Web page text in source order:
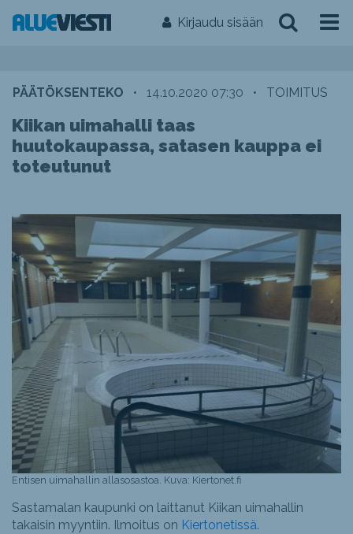
Kirjaudu sisään
PÄÄTÖKSENTEKO • 14.10.2020 07:30 • TOIMITUS
Kiikan uimahalli taas
huutokaupassa, satasen kauppa ei
toteutunut
Entisen uimahallin allasosastoa. Kuva: Kiertonet.fi
Sastamalan kaupunki on laittanut Kiikan uimahallin
takaisin myyntiin. Ilmoitus on Kiertonetissä.